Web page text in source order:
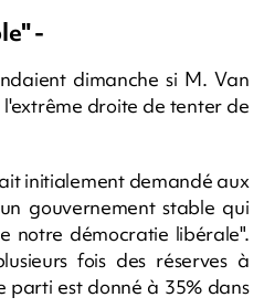
-
dimanche si M. Van
droite de tenter de
initialement demandé aux
gouvernement stable qui
notre démocratie libérale".
fois des réserves à
parti est donné à 35% dans